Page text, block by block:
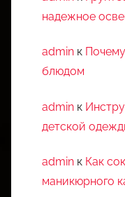
надежное
admin к
блюдом
admin к
детской
admin к Как
маникюрного